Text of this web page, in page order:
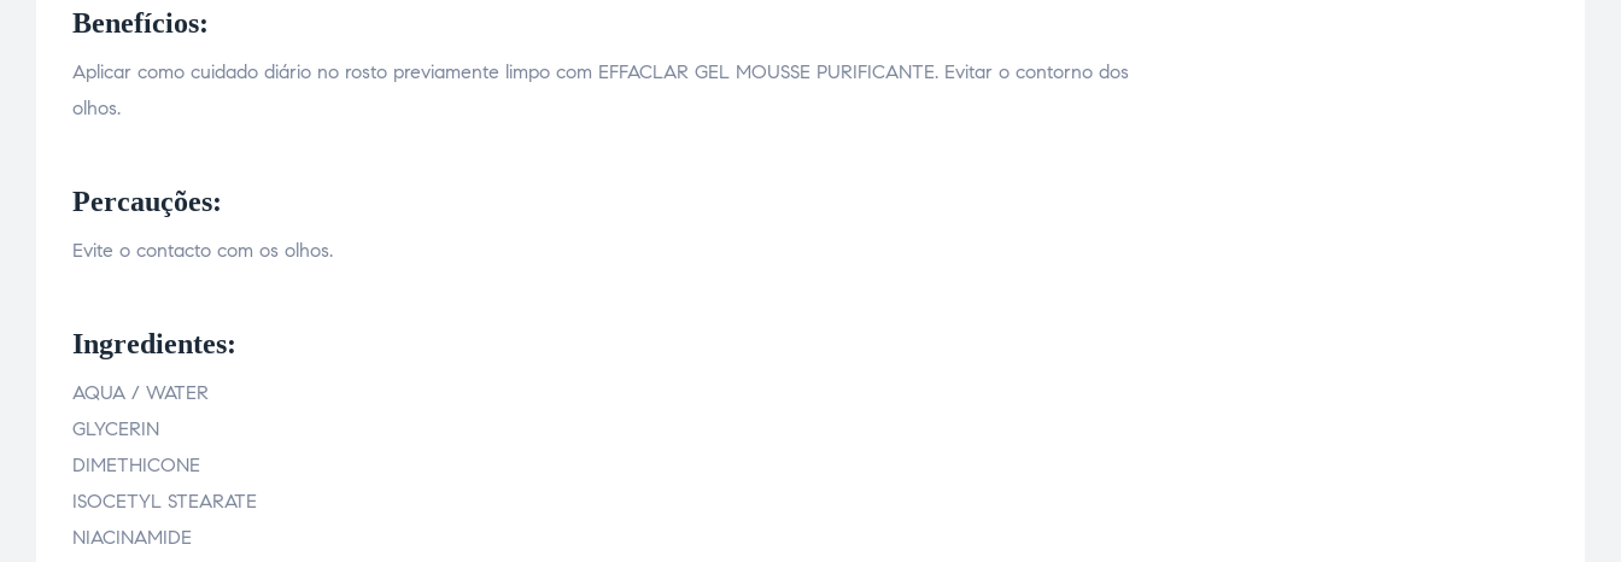
Benefícios:
Aplicar como cuidado diário no rosto previamente limpo com EFFACLAR GEL MOUSSE PURIFICANTE. Evitar o contorno dos
olhos.
Percauções:
Evite o contacto com os olhos.
Ingredientes:
AQUA / WATER
GLYCERIN
DIMETHICONE
ISOCETYL STEARATE
NIACINAMIDE